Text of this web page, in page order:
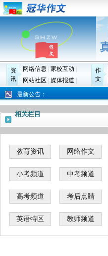
资
讯
网络信息 家校互动
作
文
网站社区
媒体报道
最新公告：
相关栏目
教育资讯 网络作文
小考频道 中考频道
高考频道 考后点睛
英语特区 教师频道